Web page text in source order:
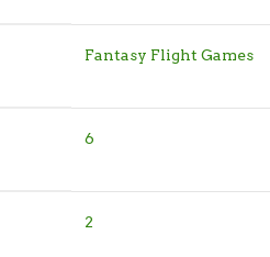
Fantasy Flight Games
6
2